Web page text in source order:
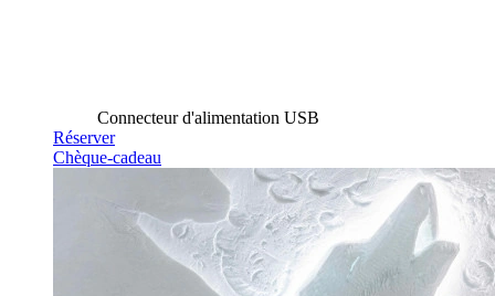
Connecteur d'alimentation USB
Réserver
Chèque-cadeau